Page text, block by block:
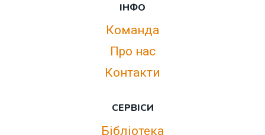
ІНФО
Команда
Про нас
Контакти
СЕРВІСИ
Бібліотека